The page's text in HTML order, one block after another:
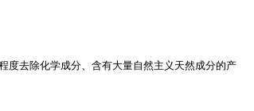
度去除化学成分、含有大量自然主义天然成分的产